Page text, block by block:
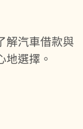
解汽車借款與
地選擇。